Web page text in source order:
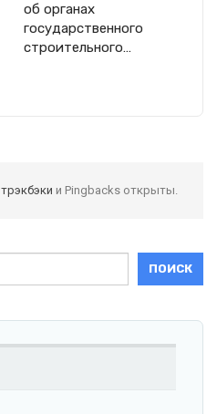
об органах
государственного
строительного…
трэкбэки и Pingbacks открыты.
ПОИСК